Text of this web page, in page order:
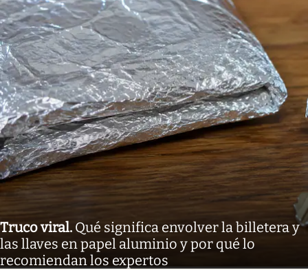
Truco viral. Qué significa envolver la billetera y
las llaves en papel aluminio y por qué lo
recomiendan los expertos